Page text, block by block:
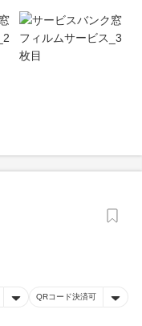
QRコード決済可